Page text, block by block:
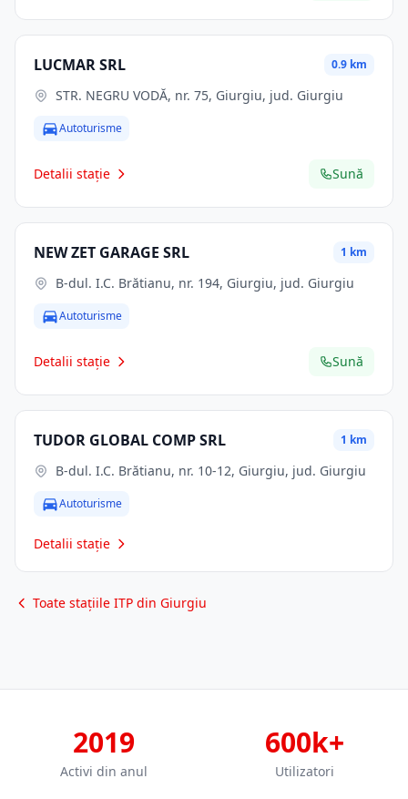
LUCMAR SRL 0.9 km
STR. NEGRU VODĂ, nr. 75, Giurgiu, jud. Giurgiu
Autoturisme
Detalii stație Sună
NEW ZET GARAGE SRL 1 km
B-dul. I.C. Brătianu, nr. 194, Giurgiu, jud. Giurgiu
Autoturisme
Detalii stație Sună
TUDOR GLOBAL COMP SRL 1 km
B-dul. I.C. Brătianu, nr. 10-12, Giurgiu, jud. Giurgiu
Autoturisme
Detalii stație
Toate stațiile ITP din Giurgiu
2019
Activi din anul
600k+
Utilizatori